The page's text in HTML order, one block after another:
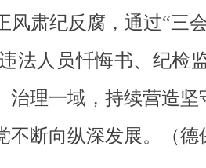
肃纪反腐，通过“三
法人员忏悔书、纪检
理一域，持续营造
断向纵深发展。（德